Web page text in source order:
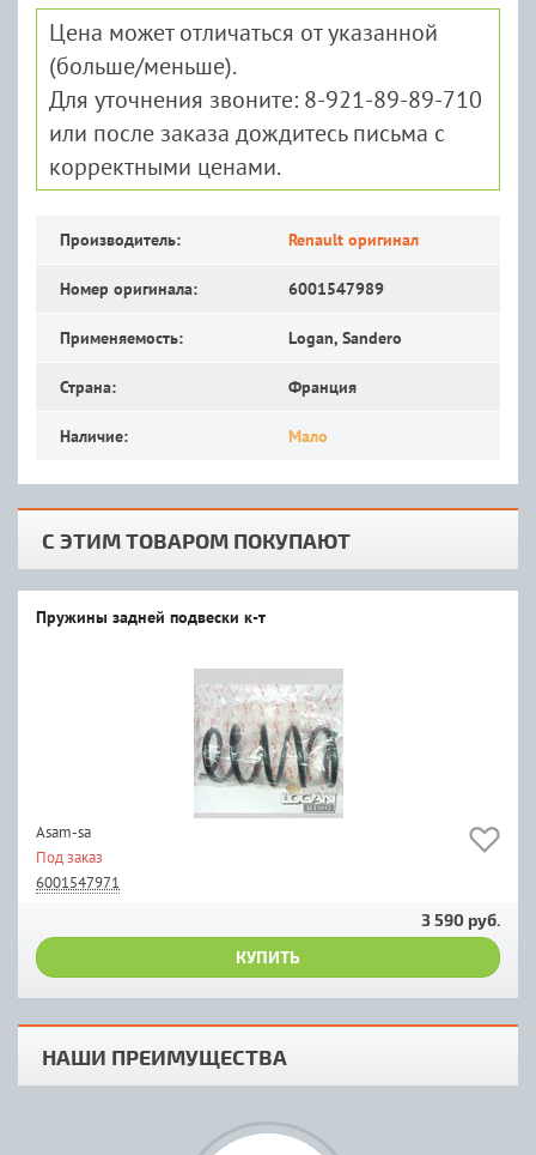
Цена может отличаться от указанной
(больше/меньше).
Для уточнения звоните: 8-921-89-89-710
или после заказа дождитесь письма с
корректными ценами.
Производитель: Renault оригинал
Номер оригинала: 6001547989
Применяемость: Logan, Sandero
Страна: Франция
Наличие: Мало
С ЭТИМ ТОВАРОМ ПОКУПАЮТ
Пружины задней подвески к-т
Asam-sa
Под заказ
6001547971
3 590 руб.
КУПИТЬ
НАШИ ПРЕИМУЩЕСТВА